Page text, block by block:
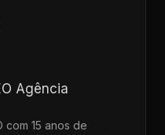
Agência
com 15 anos de